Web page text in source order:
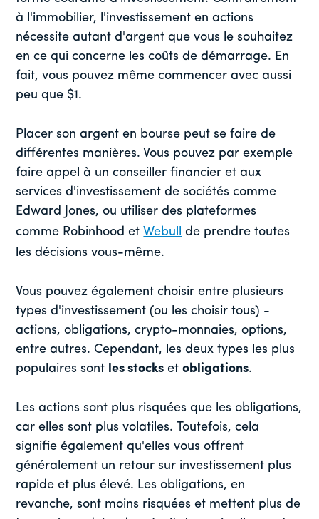
à l'immobilier, l'investissement en actions
nécessite autant d'argent que vous le souhaitez
en ce qui concerne les coûts de démarrage. En
fait, vous pouvez même commencer avec aussi
peu que $1.
Placer son argent en bourse peut se faire de
différentes manières. Vous pouvez par exemple
faire appel à un conseiller financier et aux
services d'investissement de sociétés comme
Edward Jones, ou utiliser des plateformes
comme Robinhood et Webull de prendre toutes
les décisions vous-même.
Vous pouvez également choisir entre plusieurs
types d'investissement (ou les choisir tous) -
actions, obligations, crypto-monnaies, options,
entre autres. Cependant, les deux types les plus
populaires sont les stocks etobligations.
Les actions sont plus risquées que les obligations,
car elles sont plus volatiles. Toutefois, cela
signifie également qu'elles vous offrent
généralement un retour sur investissement plus
rapide et plus élevé. Les obligations, en
revanche, sont moins risquées et mettent plus de